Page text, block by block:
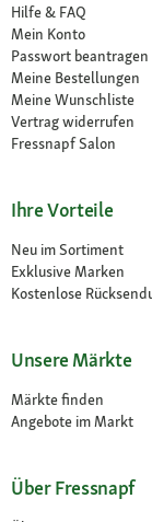
Hilfe & FAQ
Mein Konto
Passwort beantragen
Meine Bestellungen
Meine Wunschliste
Vertrag widerrufen
Fressnapf Salon
Ihre Vorteile
Neu im Sortiment
Exklusive Marken
Kostenlose
Unsere Märkte
Märkte finden
Angebote im Markt
Über Fressnapf